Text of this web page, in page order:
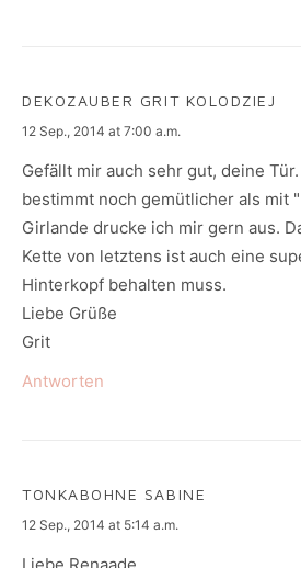
DEKOZAUBER GRIT KOLODZIEJ
says:
12 Sep., 2014 at 7:00 a.m.
Gefällt mir auch sehr gut, deine
bestimmt noch gemütlicher als mit
Girlande drucke ich mir gern aus.
Kette von letztens ist auch eine
Hinterkopf behalten muss.
Liebe Grüße
Grit
Antworten
TONKABOHNE SABINE
says:
12 Sep., 2014 at 5:14 a.m.